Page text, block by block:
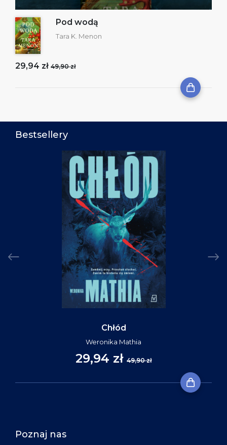
Pod wodą
Tara K. Menon
29,94 zł 49,90 zł
Bestsellery
Chłód
Weronika Mathia
29,94 zł 49,90 zł
Poznaj nas